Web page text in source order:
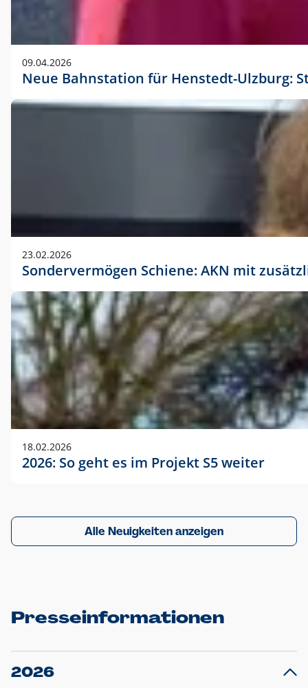
09.04.2026
Neue Bahnstation für Henstedt-Ulzburg:
23.02.2026
Sondervermögen Schiene: AKN mit
18.02.2026
2026: So geht es im Projekt S5 weiter
Alle Neuigkeiten anzeigen
Presseinformationen
2026